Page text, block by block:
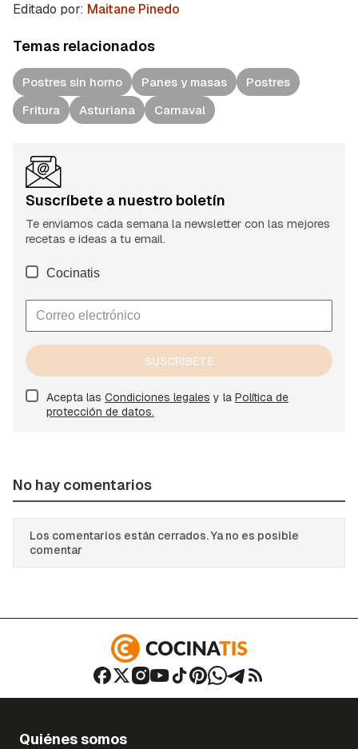
Editado por: Maitane Pinedo
Temas relacionados
Postres sin horno Panes y masas
Postres
Fritura
Asturiana Carnaval
Suscríbete a nuestro boletín
Te enviamos cada semana la newsletter con las mejores
recetas e ideas a tu email.
Cocinatis
SUSCRÍBETE
Acepta las Condiciones legales y la Política de
protección de datos.
No hay comentarios
Los comentarios están cerrados. Ya no es posible
comentar
Quiénes somos